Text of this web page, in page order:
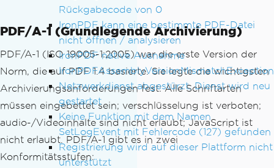
Rückgabecode von 0
IronPDF kann eine bestimmte PDF-Datei
nicht öffnen / analysieren
IronPDF native Ausnahme
IronPDFAssemblyVersionMismatchException
Netzwerkdienst abgestürzt, Dienst wird neu
gestartet
Keine Funktion mit dem Namen
SetLogEvent mit Fehlercode (127) gefunden
Registrierung wird auf dieser Plattform nicht
unterstützt
PDF/A-1 (Grundlegende Archivierung)
PDF/A-1 (ISO 19005-1:2005) war die erste Version der
Norm, die auf PDF 1.4 basierte. Sie legte die wichtigsten
Archivierungsanforderungen fest: Alle Schriftarten
müssen eingebettet sein; verschlüsselung ist verboten;
audio-/Videoinhalte sind nicht erlaubt; JavaScript ist
nicht erlaubt. PDF/A-1 gibt es in zwei
Konformitätsstufen: